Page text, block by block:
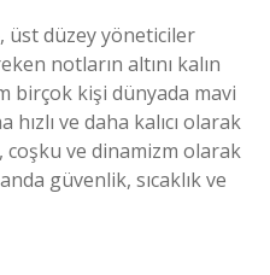
üst düzey yöneticiler
notların altını kalın
birçok kişi dünyada mavi
ve daha kalıcı olarak
coşku ve dinamizm olarak
güvenlik, sıcaklık ve